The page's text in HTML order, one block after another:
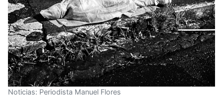
Noticias: Periodista Manuel Flores